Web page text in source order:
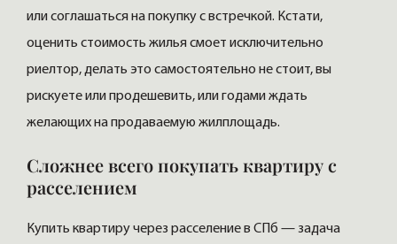
или соглашаться на покупку с встречкой. Кстати,
оценить стоимость жилья смоет исключительно
риелтор, делать это самостоятельно не стоит, вы
рискуете или продешевить, или годами ждать
желающих на продаваемую жилплощадь.
Сложнее всего покупать квартиру с
расселением
Купить квартиру через расселение в СПб — задача